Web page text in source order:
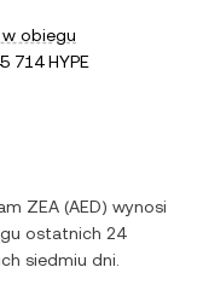
obiegu
714 HYPE
ZEA (AED) wynosi
ostatnich 24
siedmiu dni.